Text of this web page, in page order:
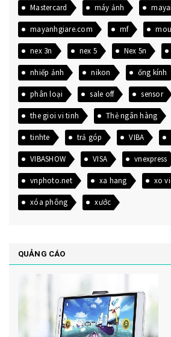
Mastercard máy ảnh
mayanhgiare.com mf
nex 3n nex 5 Nex 5n
nhiếp ảnh nikon ống kính
phân loại sale off sensor
the gioi vi tinh Thẻ ngân hàng
tinhte trả góp VIBA
VIBASHOW VISA vnexpress
vnphoto.net xa hang xo
xóa phông xước
QUẢNG CÁO